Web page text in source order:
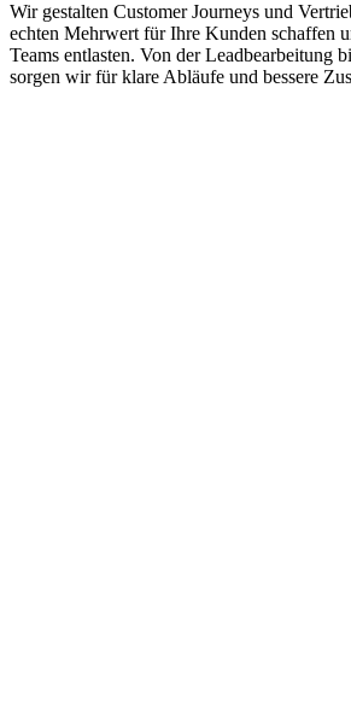
​Wir gestalten Customer Journeys und
echten Mehrwert für Ihre Kunden schaffen
Teams entlasten. Von der Leadbearbeitung
sorgen wir für klare Abläufe und bessere